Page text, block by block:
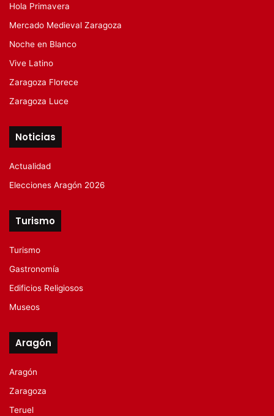
Hola Primavera
Mercado Medieval Zaragoza
Noche en Blanco
Vive Latino
Zaragoza Florece
Zaragoza Luce
Noticias
Actualidad
Elecciones Aragón 2026
Turismo
Turismo
Gastronomía
Edificios Religiosos
Museos
Aragón
Aragón
Zaragoza
Teruel